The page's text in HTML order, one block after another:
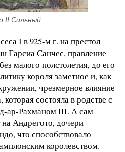
II Сильный
I в 925-м г. на престол
Гарсиа Санчес, правление
малого полстолетия, до его
короля заметное и, как
чрезмерное влияние
состояла в родстве с
ар-Рахманом III. А сам
Андрегото, дочери
что способствовало
королевством.